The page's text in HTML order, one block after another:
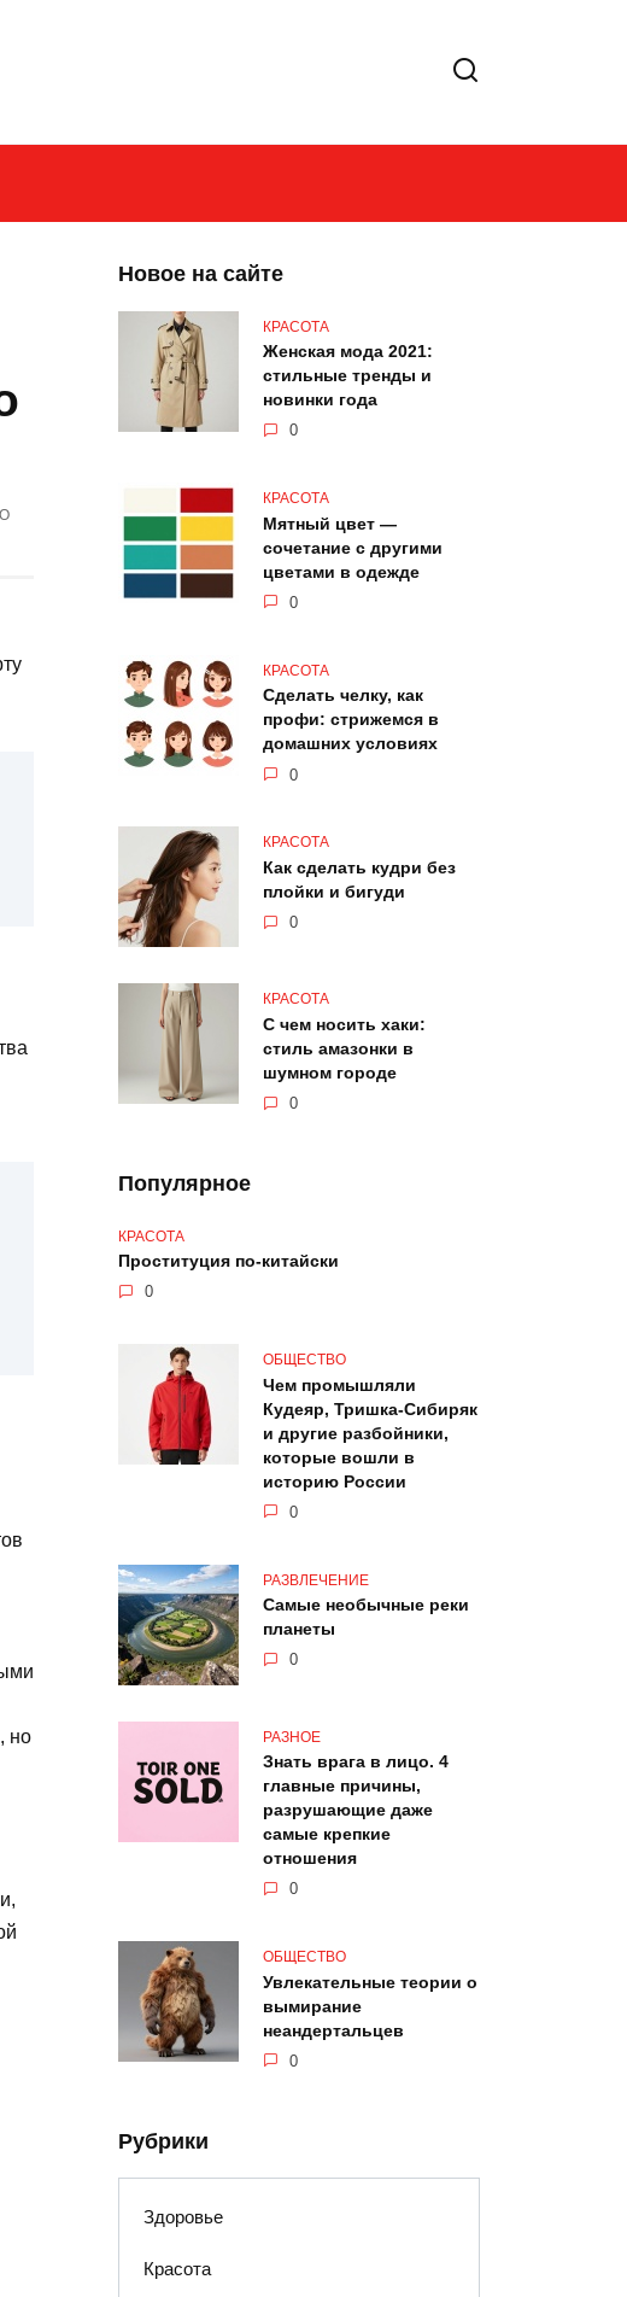
но
Новое на сайте
КРАСОТА
Женская мода 2021:
стильные тренды и
новинки года
0
КРАСОТА
Мятный цвет —
сочетание с другими
цветами в одежде
0
КРАСОТА
Сделать челку, как
профи: стрижемся в
домашних условиях
0
КРАСОТА
Как сделать кудри без
плойки и бигуди
0
КРАСОТА
С чем носить хаки:
стиль амазонки в
шумном городе
0
Популярное
КРАСОТА
Проституция по-китайски
0
ОБЩЕСТВО
Чем промышляли
Кудеяр, Тришка-Сибиряк
и другие разбойники,
которые вошли в
историю России
0
РАЗВЛЕЧЕНИЕ
Самые необычные реки
планеты
0
РАЗНОЕ
Знать врага в лицо. 4
главные причины,
разрушающие даже
самые крепкие
отношения
0
ОБЩЕСТВО
Увлекательные теории о
вымирание
неандертальцев
0
Рубрики
Здоровье
Красота